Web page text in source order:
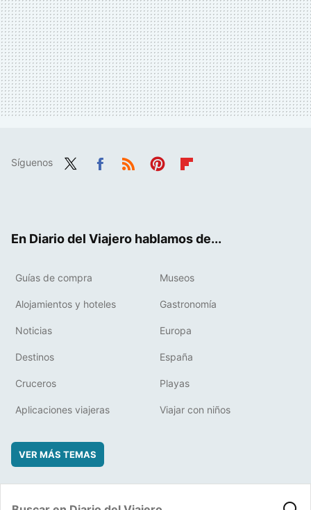
Síguenos
En Diario del Viajero hablamos de...
Guías de compra Museos
Alojamientos y hoteles Gastronomía
Noticias Europa
Destinos España
Cruceros Playas
Aplicaciones viajeras Viajar con niños
VER MÁS TEMAS